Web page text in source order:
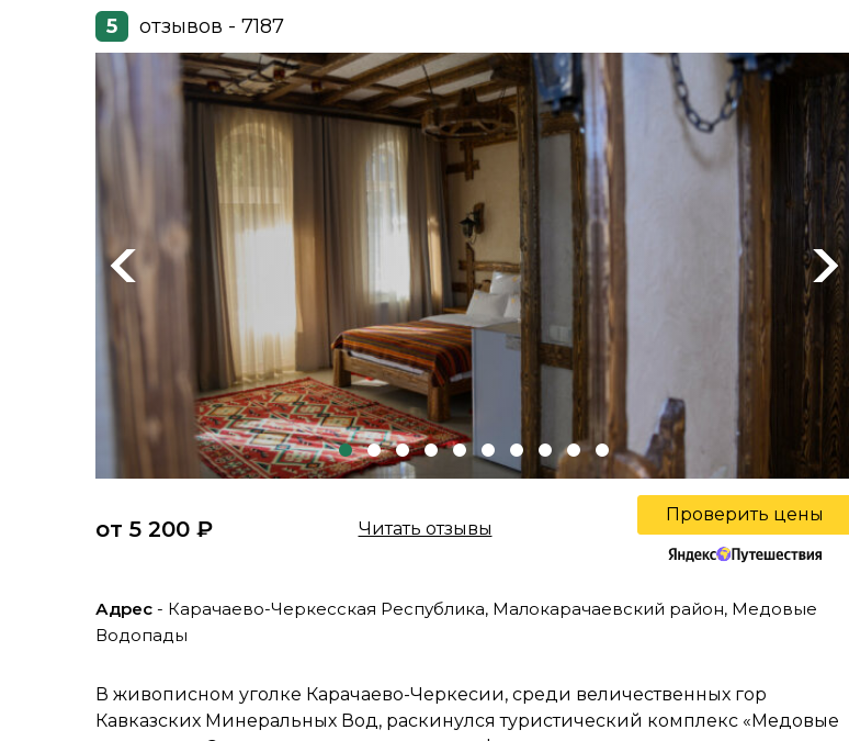
5 отзывов - 7187
Previous Next
от 5 200 ₽ Читать отзывы
Проверить цены
Адрес - Карачаево-Черкесская Республика, Малокарачаевский район, Медовые
Водопады
В живописном уголке Карачаево-Черкесии, среди величественных гор
Кавказских Минеральных Вод, раскинулся туристический комплекс «Медовые